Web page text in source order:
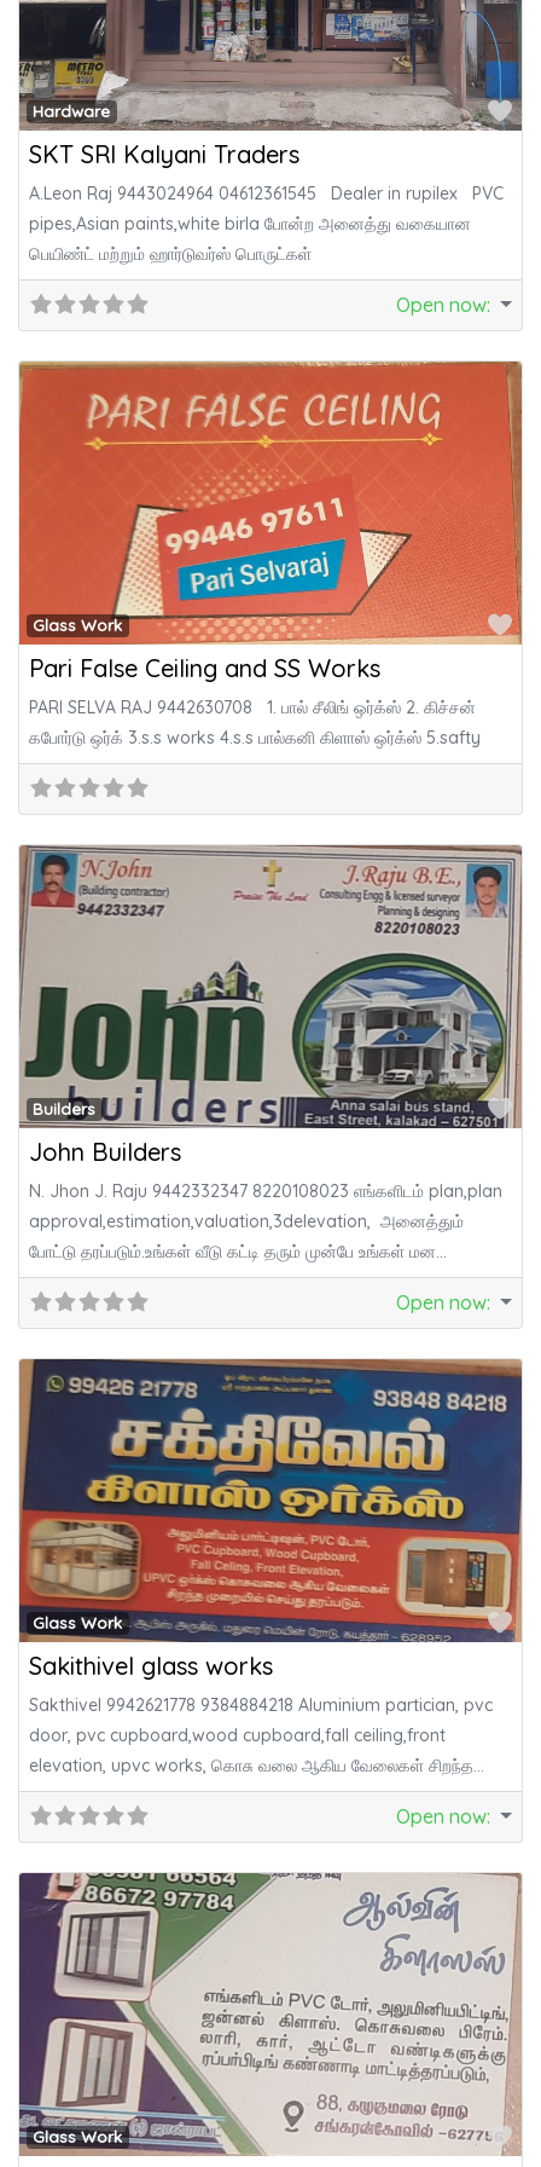
Hardware
SKT SRI Kalyani Traders
A.Leon Raj 9443024964 04612361545 Dealer in rupilex PVC
pipes,Asian paints,white birla போன்ற அனைத்து வகையான
பெயிண்ட் மற்றும் ஹார்டுவர்ஸ் பொருட்கள்
Open now:
Glass Work
Pari False Ceiling and SS Works
PARI SELVA RAJ 9442630708 1. பால் சீலிங் ஒர்க்ஸ் 2. கிச்சன்
கபோர்டு ஒர்க் 3.s.s works 4.s.s பால்கனி கிளாஸ் ஒர்க்ஸ் 5.safty
Builders
John Builders
N. Jhon J. Raju 9442332347 8220108023 எங்களிடம் plan,plan
approval,estimation,valuation,3delevation, அனைத்தும்
போட்டு தரப்படும்.உங்கள் வீடு கட்டி தரும் முன்பே உங்கள் மன
விருப்பத்திற்கேற்ப நல்ல
Open now:
Glass Work
Sakithivel glass works
Sakthivel 9942621778 9384884218 Aluminium partician, pvc
door, pvc cupboard,wood cupboard,fall ceiling,front
elevation, upvc works, கொசு வலை ஆகிய வேலைகள் சிறந்த
முறையில்
Open now:
Glass Work